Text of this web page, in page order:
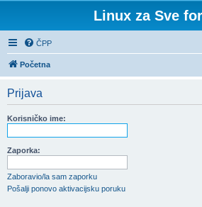
Linux za Sve
ČPP
Početna
Prijava
Korisničko ime:
Zaporka:
Zaboravio/la sam zaporku
Pošalji ponovo aktivacijsku poruku